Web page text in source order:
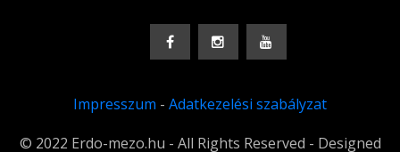
Impresszum - Adatkezelési szabályzat
© 2022 Erdo-mezo.hu - All Rights Reserved - Designed